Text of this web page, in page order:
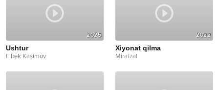
2025
Ushtur
Elbek Kasimov
2022
Xiyonat qilma
Mirafzal